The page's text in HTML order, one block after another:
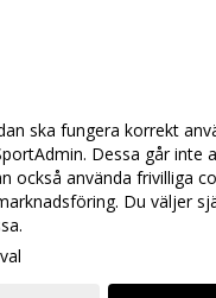
ska fungera korrekt
Dessa går inte
också använda frivilliga
Du väljer